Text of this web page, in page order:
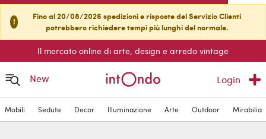
!
Fino al 20/08/2026 spedizioni e risposte del Servizio Clienti
potrebbero richiedere tempi più lunghi del normale.
Il mercato online di arte, design e arredo vintage
New Login
Mobili Sedute Decor Illuminazione Arte Outdoor Mirabilia